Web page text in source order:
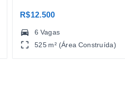
R$12.500
6 Vagas
525 m² (Área Construída)